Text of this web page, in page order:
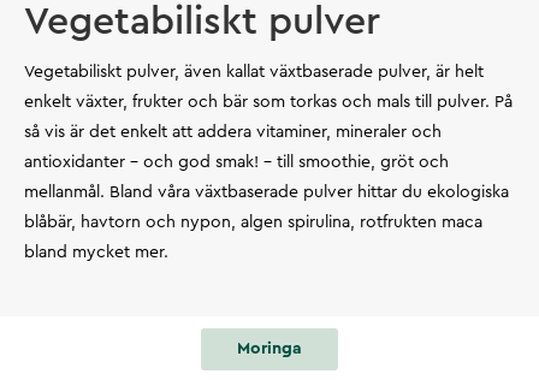
Vegetabiliskt pulver
Vegetabiliskt pulver, även kallat växtbaserade pulver, är helt
enkelt växter, frukter och bär som torkas och mals till pulver. På
så vis är det enkelt att addera vitaminer, mineraler och
antioxidanter – och god smak! – till smoothie, gröt och
mellanmål. Bland våra växtbaserade pulver hittar du ekologiska
blåbär, havtorn och nypon, algen spirulina, rotfrukten maca
bland mycket mer.
Moringa